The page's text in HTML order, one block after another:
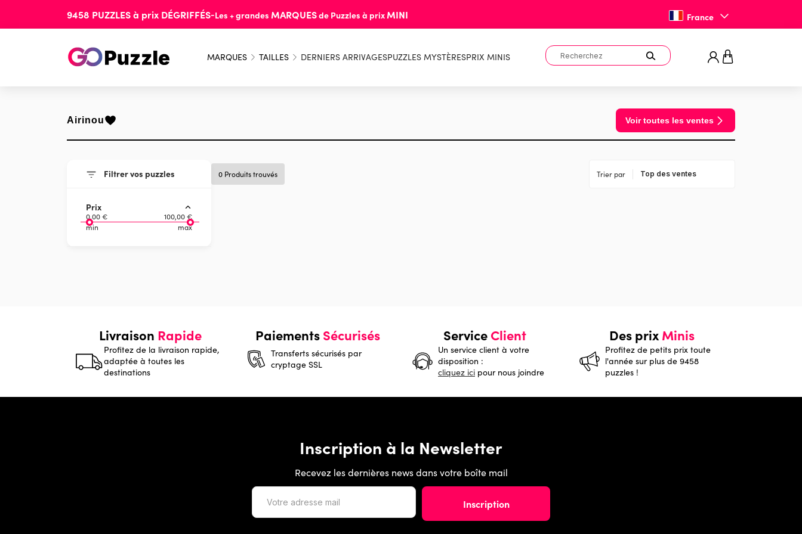
9458 PUZZLESà prix DÉGRIFFÉS-Les + grandes MARQUESde Puzzles à prix MINI France
MARQUES TAILLES DERNIERS ARRIVAGESPUZZLES MYSTÈRESPRIX MINIS
Airinou Voir toutes les ventes
0 Produits trouvés Trier par
Filtrer vos puzzles
Prix
0,00 €
100,00 €
min
max
Livraison Rapide
Profitez de la livraison rapide,
adaptée à toutes les
destinations
PaiementsSécurisés
Transferts sécurisés par
cryptage SSL
ServiceClient
Un service client à votre
disposition :
cliquez ici pour nous joindre
Des prixMinis
Profitez de petits prix toute
l'année sur plus de 9458
puzzles !
Inscription à la Newsletter
Recevez les dernières news dans votre boîte mail